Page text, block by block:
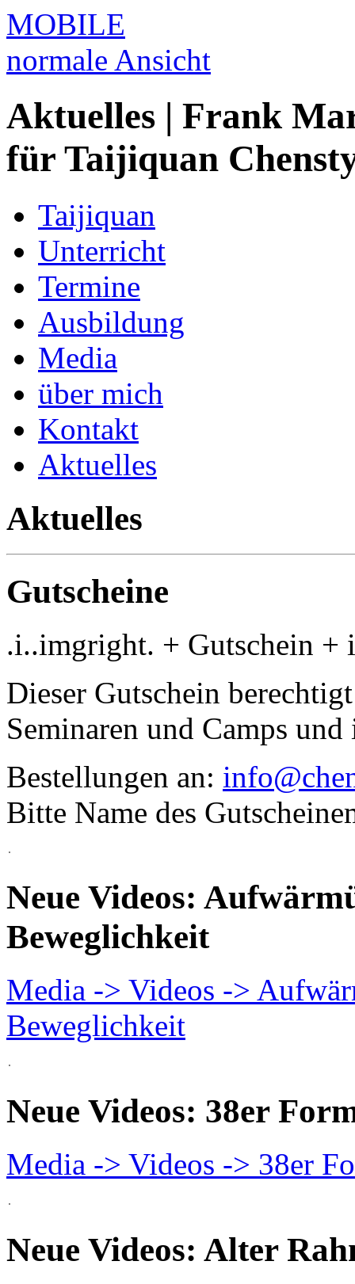
MOBILE
normale Ansicht
Aktuelles | Frank
für Taijiquan
Taijiquan
Unterricht
Termine
Ausbildung
Media
über mich
Kontakt
Aktuelles
Aktuelles
Gutscheine
.i..imgright. + Gutschein +
Dieser Gutschein
Seminaren und Camps
Bestellungen an:
Bitte Name des
Neue Videos:
Beweglichkeit
Media -> Videos ->
Beweglichkeit
Neue Videos: 38er
Media -> Videos -> 38er
Neue Videos: Alter